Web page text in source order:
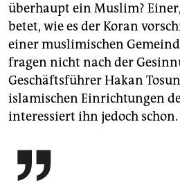
überhaupt ein Muslim?
betet, wie es der Koran
einer muslimischen
fragen nicht nach der
Geschäftsführer Hakan
islamischen Einrichtungen
interessiert ihn jedoch schon.
